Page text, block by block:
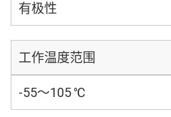
有极性
工作温度范围
-55～105 ℃